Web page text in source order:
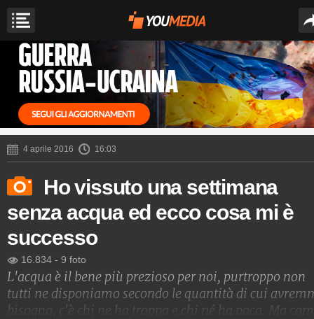
4 aprile 2016 16:03
Ho vissuto una settimana
senza acqua ed ecco cosa mi è
successo
16.834 - 9 foto
L'acqua è il bene più prezioso per noi, purtroppo non
tutti ne disponiamo secondo le quantità di cui
bisogno, c'è chi ne ha troppa e chi né ha poca. Ma